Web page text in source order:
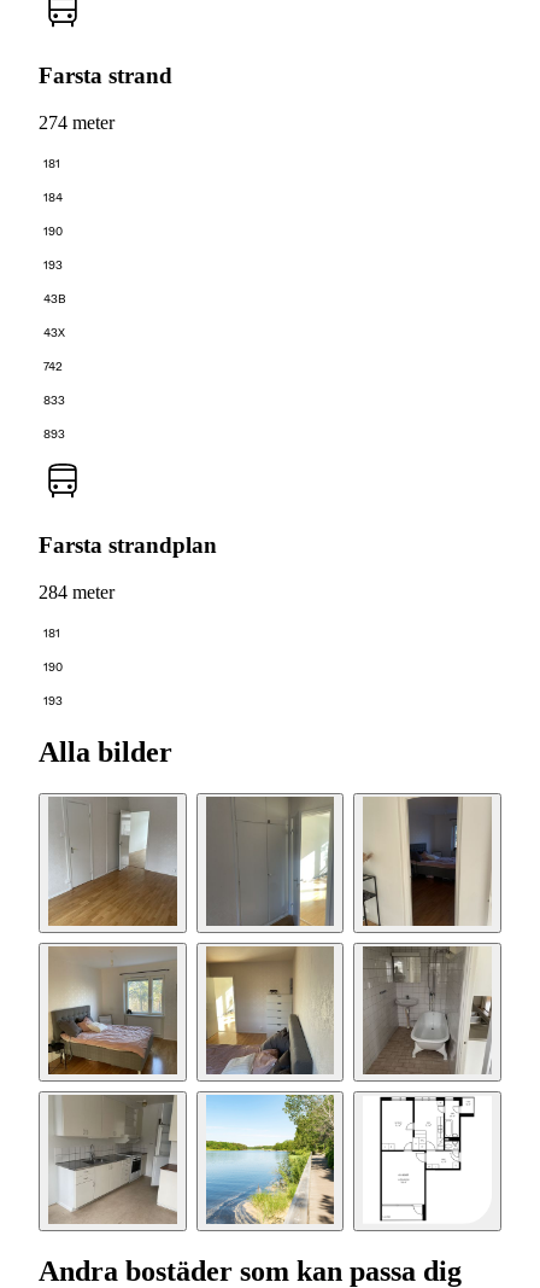
Farsta strand
274 meter
181
184
190
193
43B
43X
742
833
893
Farsta strandplan
284 meter
181
190
193
Alla bilder
Andra bostäder som kan passa dig